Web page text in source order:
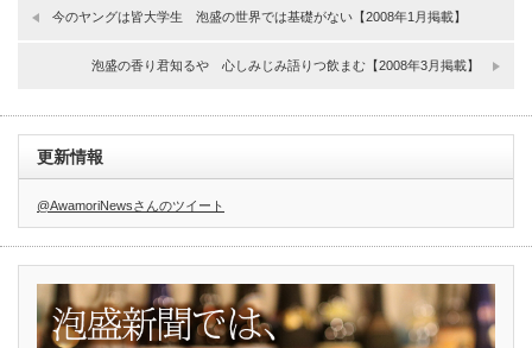
今のヤングは皆大学生 泡盛の世界では基礎がない【2008年1月掲載】
泡盛の香り君知るや 心しみじみ語りつ飲まむ【2008年3月掲載】
更新情報
@AwamoriNewsさんのツイート